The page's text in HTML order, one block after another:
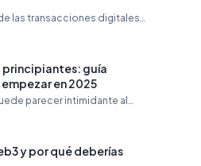
las transacciones digitales
guía
en 2025
parecer intimidante al
y por qué deberías